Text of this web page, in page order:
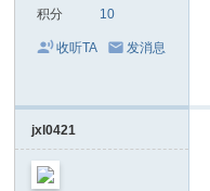
积分 10
收听TA 发消息
jxl0421